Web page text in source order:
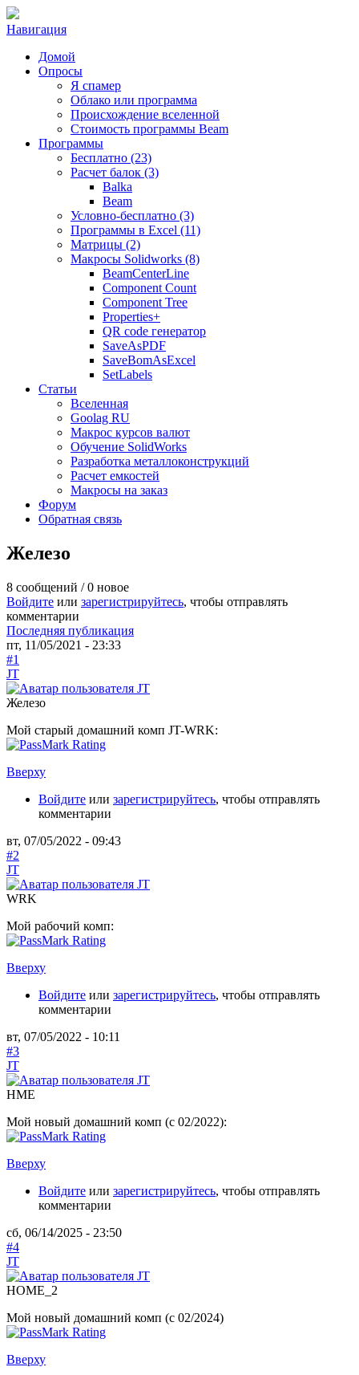
Навигация
Домой
Опросы
Я спамер
Облако или программа
Происхождение вселенной
Стоимость программы Beam
Программы
Бесплатно (23)
Расчет балок (3)
Balka
Beam
Условно-бесплатно (3)
Программы в Excel (11)
Матрицы (2)
Макросы Solidworks (8)
BeamCenterLine
Component Count
Component Tree
Properties+
QR code генератор
SaveAsPDF
SaveBomAsExcel
SetLabels
Статьи
Вселенная
Goolag RU
Макрос курсов валют
Обучение SolidWorks
Разработка металлоконструкций
Расчет емкостей
Макросы на заказ
Форум
Обратная связь
Железо
8 сообщений / 0 новое
Войдите или зарегистрируйтесь, чтобы отправлять
комментарии
Последняя публикация
пт, 11/05/2021 - 23:33
#1
JT
Железо
Мой старый домашний комп JT-WRK:
Вверху
Войдите или зарегистрируйтесь, чтобы отправлять
комментарии
вт, 07/05/2022 - 09:43
#2
JT
WRK
Мой рабочий комп:
Вверху
Войдите или зарегистрируйтесь, чтобы отправлять
комментарии
вт, 07/05/2022 - 10:11
#3
JT
HME
Мой новый домашний комп (с 02/2022):
Вверху
Войдите или зарегистрируйтесь, чтобы отправлять
комментарии
сб, 06/14/2025 - 23:50
#4
JT
HOME_2
Мой новый домашний комп (с 02/2024)
Вверху